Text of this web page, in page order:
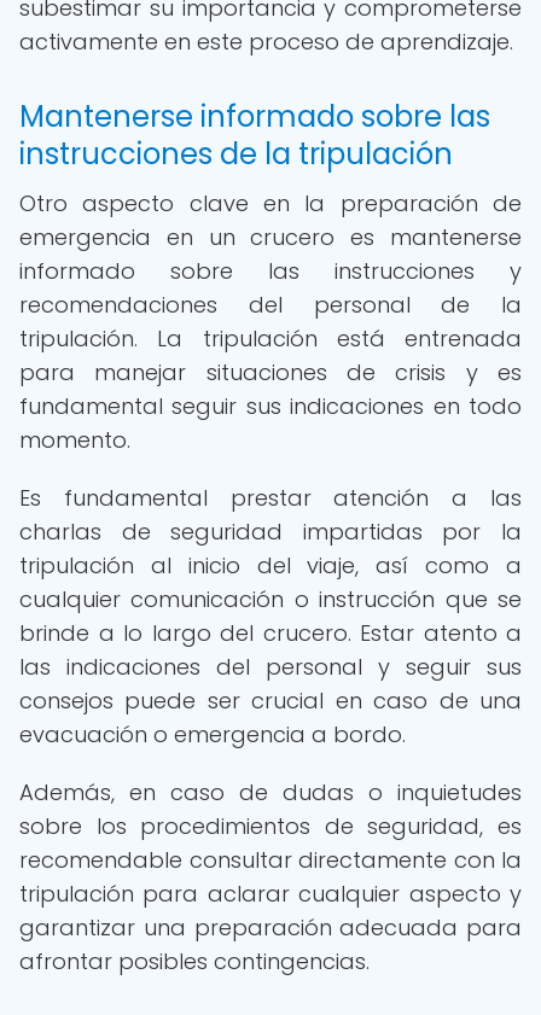
subestimar su importancia y comprometerse
activamente en este proceso de aprendizaje.
Mantenerse informado sobre las
instrucciones de la tripulación
Otro aspecto clave en la preparación de
emergencia en un crucero es mantenerse
informado sobre las instrucciones y
recomendaciones del personal de la
tripulación. La tripulación está entrenada
para manejar situaciones de crisis y es
fundamental seguir sus indicaciones en todo
momento.
Es fundamental prestar atención a las
charlas de seguridad impartidas por la
tripulación al inicio del viaje, así como a
cualquier comunicación o instrucción que se
brinde a lo largo del crucero. Estar atento a
las indicaciones del personal y seguir sus
consejos puede ser crucial en caso de una
evacuación o emergencia a bordo.
Además, en caso de dudas o inquietudes
sobre los procedimientos de seguridad, es
recomendable consultar directamente con la
tripulación para aclarar cualquier aspecto y
garantizar una preparación adecuada para
afrontar posibles contingencias.